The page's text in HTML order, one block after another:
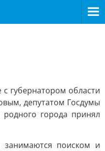
губернатором области
депутатом Госдумы
города принял
занимаются поиском и